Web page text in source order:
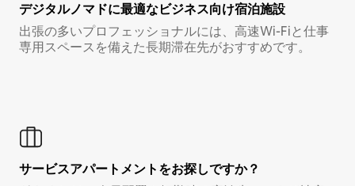
デジタルノマド⁠に最⁠適⁠なビ⁠ジ⁠ネ⁠ス⁠向⁠け宿⁠泊⁠施⁠設
出張の多いプロフェッショナルには、高速Wi-Fiと仕事
専用スペースを備えた長期滞在先がおすすめです。
サービスアパートメントをお探しですか？